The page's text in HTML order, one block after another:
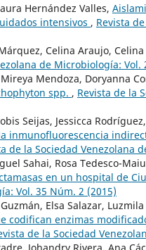
Hernández Valles,
intensivos , Revista
Celina Araujo, Celina
de Microbiología: Vol.
Mendoza, Doryanna
spp. , Revista de la
Seijas, Jessicca
inmunofluorescencia
de la Sociedad Venezolana
Sahai, Rosa Tedesco-
en un hospital de
Vol. 35 Núm. 2 (2015)
Elsa Salazar,
codifican enzimas
de la Sociedad